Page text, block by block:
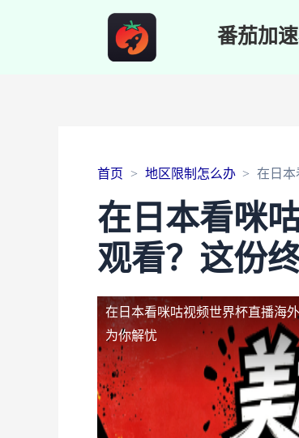
番茄加
首页 地区限制怎么办 在日本
在日本看咪
观看？这份
在日本看咪咕视频世界杯直播海
为你解忧